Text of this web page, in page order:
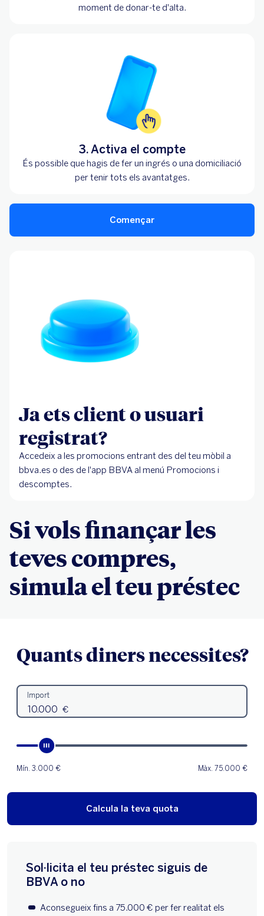
moment de donar-te d'alta.
3. Activa el compte
És possible que hagis de fer un ingrés o una domiciliació
per tenir tots els avantatges.
Començar
Ja ets client o usuari
registrat?
Accedeix a les promocions entrant des del teu mòbil a
bbva.es o des de l'app BBVA al menú Promocions i
descomptes.
Si vols finançar les
teves compres,
simula el teu préstec